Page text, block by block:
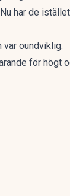
har de
var oundviklig:
för högt